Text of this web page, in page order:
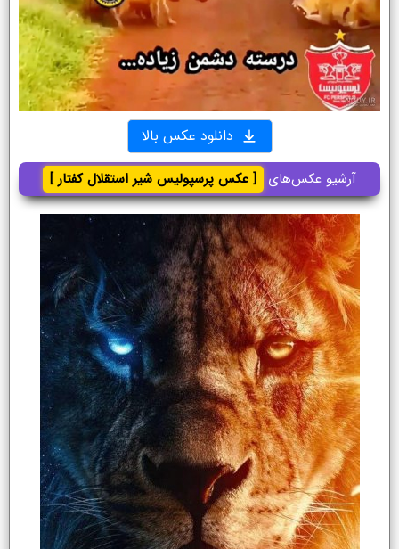
دانلود عکس بالا
آرشیو عکس‌های [ عکس پرسپولیس شیر استقلال کفتار ]